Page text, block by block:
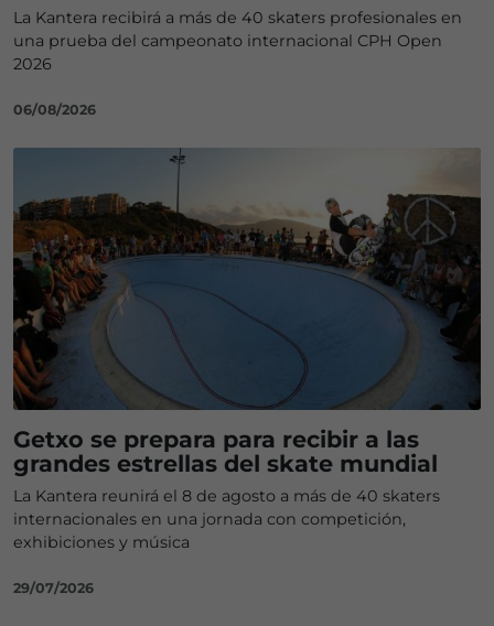
La Kantera recibirá a más de 40 skaters profesionales en
una prueba del campeonato internacional CPH Open
2026
06/08/2026
Getxo se prepara para recibir a las
grandes estrellas del skate mundial
La Kantera reunirá el 8 de agosto a más de 40 skaters
internacionales en una jornada con competición,
exhibiciones y música
29/07/2026